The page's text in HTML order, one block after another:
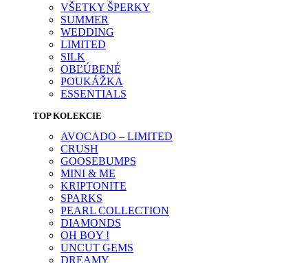
VŠETKY ŠPERKY
SUMMER
WEDDING
LIMITED
SILK
OBĽÚBENÉ
POUKÁŽKA
ESSENTIALS
TOP KOLEKCIE
AVOCADO – LIMITED
CRUSH
GOOSEBUMPS
MINI & ME
KRIPTONITE
SPARKS
PEARL COLLECTION
DIAMONDS
OH BOY !
UNCUT GEMS
DREAMY